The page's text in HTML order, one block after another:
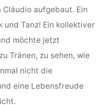
Cláudio aufgebaut. Ein
und Tanz! Ein kollektiver
möchte jetzt
Tränen, zu sehen, wie
nicht die
eine Lebensfreude